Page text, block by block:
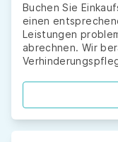
Buchen Sie
einen
Leistungen
abrechnen. Wir